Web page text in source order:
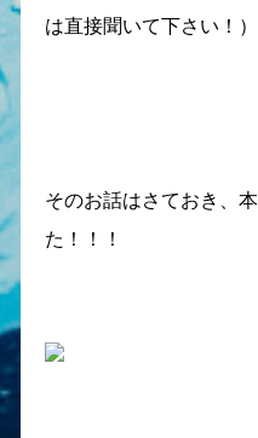
は直接聞いて下さい！）
そのお話はさておき、
た！！！